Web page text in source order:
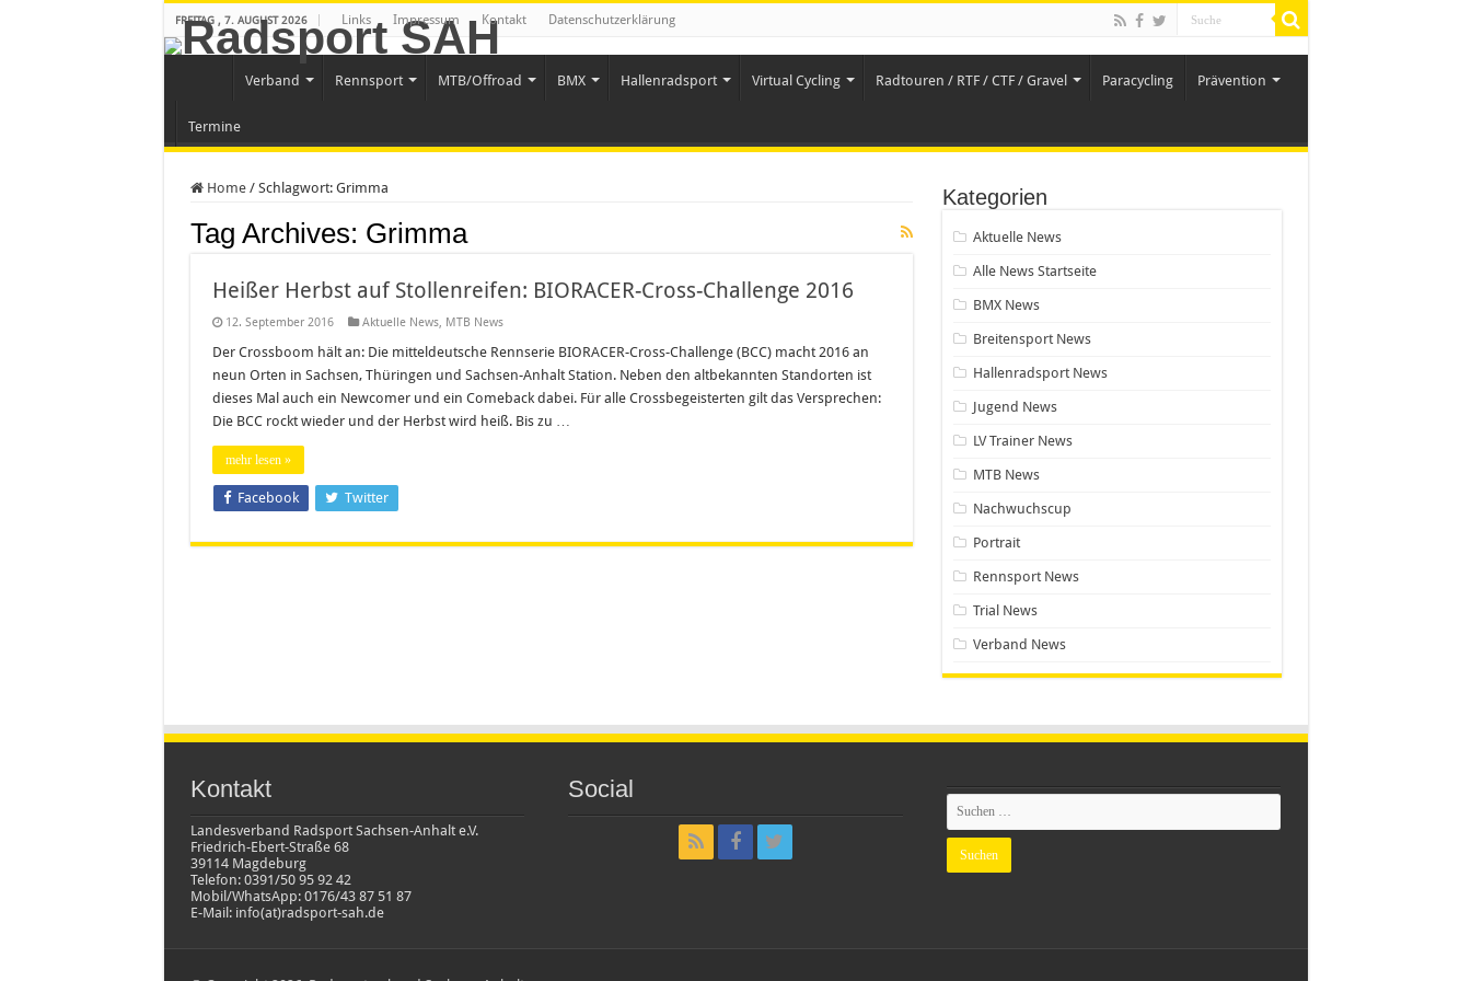
FREITAG , 7. AUGUST 2026 Links Impressum Kontakt Datenschutzerklärung
Verband Rennsport MTB/Offroad BMX Hallenradsport Virtual Cycling Radtouren / RTF / CTF / Gravel Paracycling Prävention
Termine
Home / Schlagwort: Grimma
Tag Archives: Grimma
Heißer Herbst auf Stollenreifen: BIORACER-Cross-Challenge 2016
12. September 2016 Aktuelle News, MTB News
Der Crossboom hält an: Die mitteldeutsche Rennserie BIORACER-Cross-Challenge (BCC) macht 2016 an
neun Orten in Sachsen, Thüringen und Sachsen-Anhalt Station. Neben den altbekannten Standorten ist
dieses Mal auch ein Newcomer und ein Comeback dabei. Für alle Crossbegeisterten gilt das Versprechen:
Die BCC rockt wieder und der Herbst wird heiß. Bis zu …
mehr lesen »
Facebook Twitter
Kategorien
Aktuelle News
Alle News Startseite
BMX News
Breitensport News
Hallenradsport News
Jugend News
LV Trainer News
MTB News
Nachwuchscup
Portrait
Rennsport News
Trial News
Verband News
Kontakt
Landesverband Radsport Sachsen-Anhalt e.V.
Friedrich-Ebert-Straße 68
39114 Magdeburg
Telefon: 0391/50 95 92 42
Mobil/WhatsApp: 0176/43 87 51 87
E-Mail: info(at)radsport-sah.de
Social